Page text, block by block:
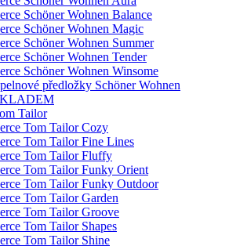
Schöner Wohnen Balance
Schöner Wohnen Magic
Schöner Wohnen Summer
Schöner Wohnen Tender
Schöner Wohnen Winsome
předložky Schöner Wohnen
Tailor
Tom Tailor Cozy
Tom Tailor Fine Lines
Tom Tailor Fluffy
Tom Tailor Funky Orient
Tom Tailor Funky Outdoor
Tom Tailor Garden
Tom Tailor Groove
Tom Tailor Shapes
Tom Tailor Shine